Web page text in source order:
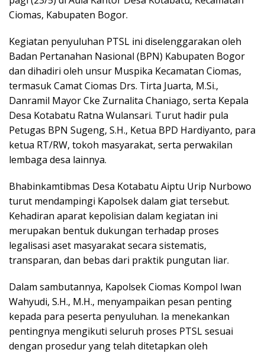
Ciomas, Kabupaten Bogor.
Kegiatan penyuluhan PTSL ini diselenggarakan oleh
Badan Pertanahan Nasional (BPN) Kabupaten Bogor
dan dihadiri oleh unsur Muspika Kecamatan Ciomas,
termasuk Camat Ciomas Drs. Tirta Juarta, M.Si.,
Danramil Mayor Cke Zurnalita Chaniago, serta Kepala
Desa Kotabatu Ratna Wulansari. Turut hadir pula
Petugas BPN Sugeng, S.H., Ketua BPD Hardiyanto, para
ketua RT/RW, tokoh masyarakat, serta perwakilan
lembaga desa lainnya.
Bhabinkamtibmas Desa Kotabatu Aiptu Urip Nurbowo
turut mendampingi Kapolsek dalam giat tersebut.
Kehadiran aparat kepolisian dalam kegiatan ini
merupakan bentuk dukungan terhadap proses
legalisasi aset masyarakat secara sistematis,
transparan, dan bebas dari praktik pungutan liar.
Dalam sambutannya, Kapolsek Ciomas Kompol Iwan
Wahyudi, S.H., M.H., menyampaikan pesan penting
kepada para peserta penyuluhan. Ia menekankan
pentingnya mengikuti seluruh proses PTSL sesuai
dengan prosedur yang telah ditetapkan oleh